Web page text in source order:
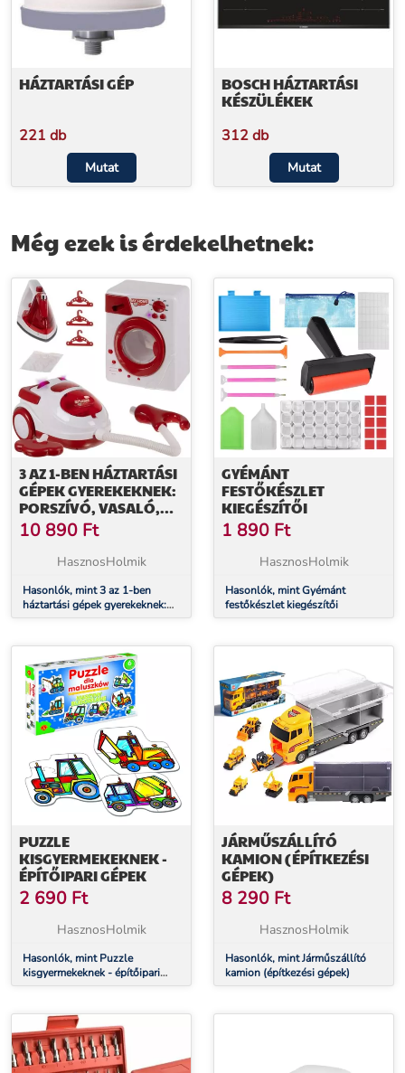
HÁZTARTÁSI GÉP
221 db
Mutat
BOSCH HÁZTARTÁSI
KÉSZÜLÉKEK
312 db
Mutat
Még ezek is érdekelhetnek:
3 AZ 1-BEN HÁZTARTÁSI
GÉPEK GYEREKEKNEK:
PORSZÍVÓ, VASALÓ,
MOSÓGÉP
10 890 Ft
HasznosHolmik
Hasonlók, mint 3 az 1-ben
háztartási gépek gyerekeknek:
porszívó, vasaló, mosógép
GYÉMÁNT
FESTŐKÉSZLET
KIEGÉSZÍTŐI
1 890 Ft
HasznosHolmik
Hasonlók, mint Gyémánt
festőkészlet kiegészítői
PUZZLE
KISGYERMEKEKNEK -
ÉPÍTŐIPARI GÉPEK
2 690 Ft
HasznosHolmik
Hasonlók, mint Puzzle
kisgyermekeknek - építőipari
gépek
JÁRMŰSZÁLLÍTÓ
KAMION (ÉPÍTKEZÉSI
GÉPEK)
8 290 Ft
HasznosHolmik
Hasonlók, mint Járműszállító
kamion (építkezési gépek)